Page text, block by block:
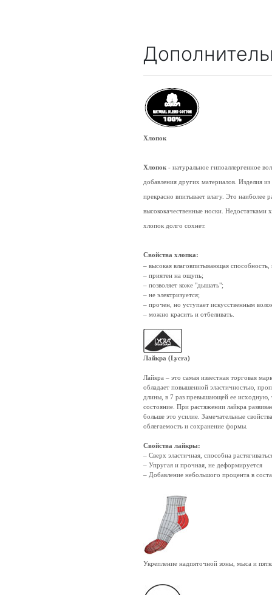
Хлопок
Хлопок - натуральное гипоаллергенное
добавления других материалов. Изделия
прекрасно впитывает влагу. Это наиболее
высококачественные носки.
хлопок долго сохнет.
Свойства хлопка:
– высокая влаговпитывающая
– приятен на ощупь;
– позволяет коже "дышать";
– не электризуется;
– прочен, но уступает искусственным
– можно красить и отбеливать.
Лайкра (Lycra)
Лайкра – это самая известная торговая
обладает повышенной эластичностью,
длины, в 7 раз превышающей ее исходную,
состояние. При растяжении лайкра
больше это усилие. Замечательные
облегаемость и сохранение формы.
Свойства лайкры:
– Сверх эластичная, способна
– Упругая и прочная, не деформируется
– Добавление небольшого процента в
Укрепление надпяточной зоны, мыса и